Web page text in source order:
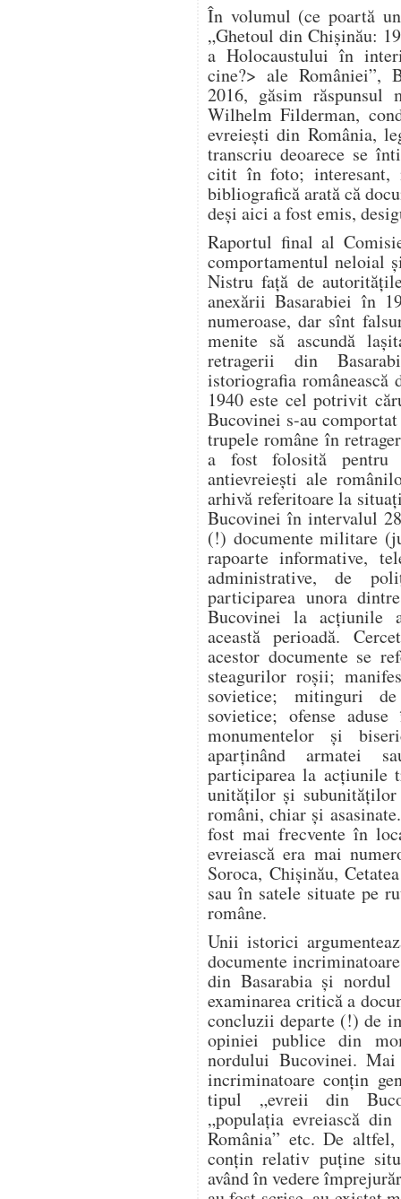
În volumul (ce poartă
„Ghetoul din Chișinău:
a Holocaustului în
cine?> ale României”,
2016, găsim răspunsul
Wilhelm Filderman,
evreiești din România,
transcriu deoarece se
citit în foto; interesant,
bibliografică arată că
deși aici a fost emis,
Raportul final al
comportamentul neloial
Nistru față de
anexării Basarabiei în
numeroase, dar sînt
menite să ascundă
retragerii din
istoriografia
1940 este cel potrivit
Bucovinei s-au
trupele române în
a fost folosită pentru
antievreiești ale
arhivă referitoare la
Bucovinei în intervalul
(!) documente militare
rapoarte informative,
administrative, de
participarea unora
Bucovinei la acțiunile
această perioadă.
acestor documente se
steagurilor roșii;
sovietice; mitinguri
sovietice; ofense
monumentelor și
aparținând armatei
participarea la acțiunile
unităților și
români, chiar și
fost mai frecvente în
evreiască era mai
Soroca, Chișinău,
sau în satele situate pe
române.
Unii istorici
documente
din Basarabia și nordul
examinarea critică a
concluzii departe (!) de
opiniei publice din
nordului Bucovinei.
incriminatoare conțin
tipul „evreii din
„populația evreiască
România” etc. De
conțin relativ puține
având în vedere